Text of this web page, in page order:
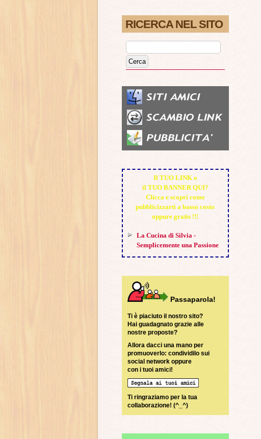
RICERCA NEL SITO
Il TUO LINK o
il TUO BANNER QUI?
Clicca e scopri come
pubblicizzarti a basso costo
oppure gratis !!!
La Cucina di Silvia -
Semplicemente una Passione
Passaparola!
Ti è piaciuto il nostro sito?
Hai guadagnato grazie alle
nostre proposte?
Allora dacci una mano per
promuoverlo: condividilo sui
social network oppure
con i tuoi amici!
Ti ringraziamo per la tua
collaborazione! (^_^)